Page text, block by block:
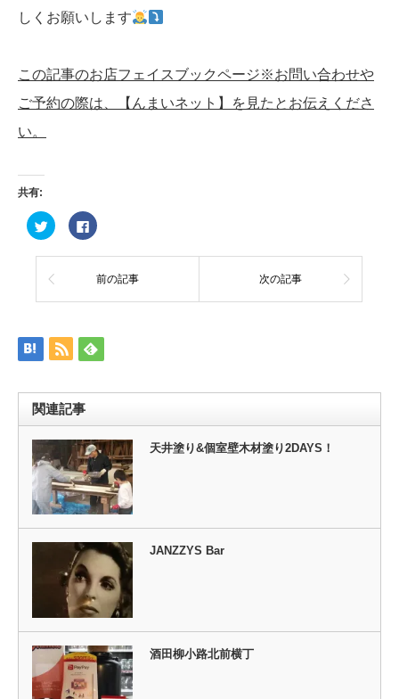
しくお願いします
この記事のお店フェイスブックページ※お問い合わせや
ご予約の際は、【んまいネット】を見たとお伝えくださ
い。
共有:
ク
リ
ク
て
Twitter
し
い
ウ
ド
ウ
で
開
き
ま
す)
Facebook
で
有
る
に
ク
し
て
さ
し
い
ウ
ィ
ン
ド
ウ
で
開
ま
す)
前の記事 次の記事
関連記事
天井塗り&個室壁木材塗り2DAYS！
JANZZYS Bar
酒田柳小路北前横丁